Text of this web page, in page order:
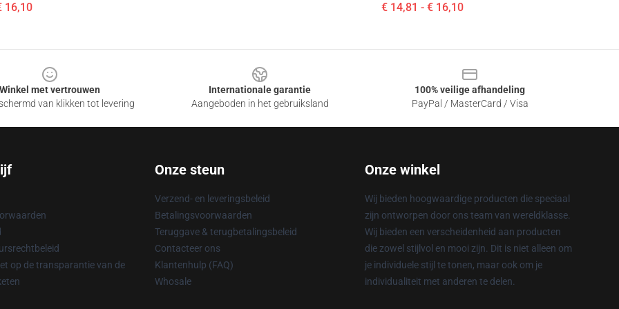
16,10 € 14,81 - € 16,10
Winkel met vertrouwen
van klikken tot levering
Internationale garantie
Aangeboden in het gebruiksland
100% veilige afhandeling
PayPal / MasterCard / Visa
op de transparantie van de
Onze steun
Verzend- en leveringsbeleid
Betalingsvoorwaarden
Teruggave & terugbetalingsbeleid
Contacteer ons
Klantenhulp (FAQ)
Whosale
Onze winkel
Wij bieden hoogwaardige producten die speciaal
zijn ontworpen door ons team van wereldklasse.
Wij bieden een verscheidenheid aan producten
die zowel stijlvol en mooi zijn. Dit is niet alleen om
je individuele stijl te tonen, maar ook om je
individualiteit met anderen te delen.